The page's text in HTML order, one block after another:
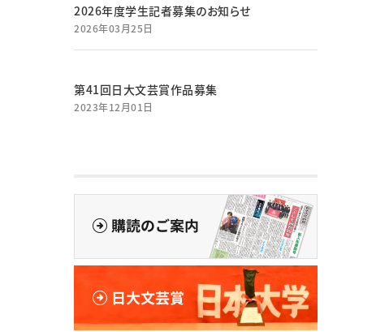
2026年度学生記者募集のお知らせ
2026年03月25日
第41回日大文芸賞作品募集
2023年12月01日